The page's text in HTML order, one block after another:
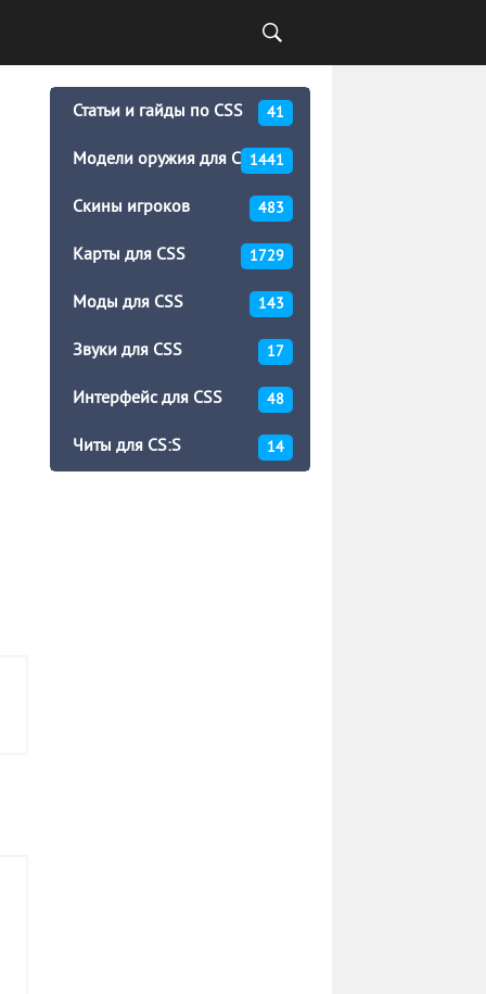
Статьи и гайды по CSS 41
Модели оружия для CSS1441
Скины игроков 483
Карты для CSS 1729
Моды для CSS 143
Звуки для CSS 17
Интерфейс для CSS 48
Читы для CS:S 14